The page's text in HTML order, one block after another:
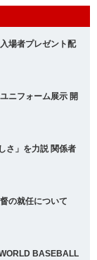
場者プレゼント配
ニフォーム展示 開
さ」を力説 関係者
の就任について
BASEBALL